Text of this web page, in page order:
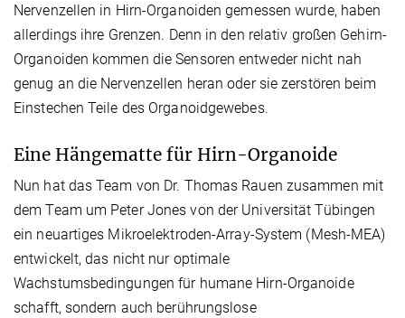
Nervenzellen in Hirn-Organoiden gemessen wurde, haben
allerdings ihre Grenzen. Denn in den relativ großen Gehirn-
Organoiden kommen die Sensoren entweder nicht nah
genug an die Nervenzellen heran oder sie zerstören beim
Einstechen Teile des Organoidgewebes.
Eine Hängematte für Hirn-Organoide
Nun hat das Team von Dr. Thomas Rauen zusammen mit
dem Team um Peter Jones von der Universität Tübingen
ein neuartiges Mikroelektroden-Array-System (Mesh-MEA)
entwickelt, das nicht nur optimale
Wachstumsbedingungen für humane Hirn-Organoide
schafft, sondern auch berührungslose